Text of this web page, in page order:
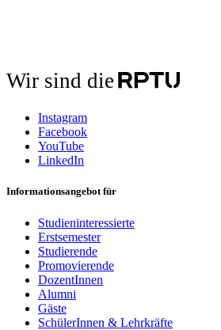
Wir sind die
Instagram
Facebook
YouTube
LinkedIn
Informationsangebot für
Studieninteressierte
Erstsemester
Studierende
Promovierende
DozentInnen
Alumni
Gäste
SchülerInnen & Lehrkräfte